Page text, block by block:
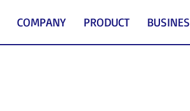
COMPANY PRODUCT